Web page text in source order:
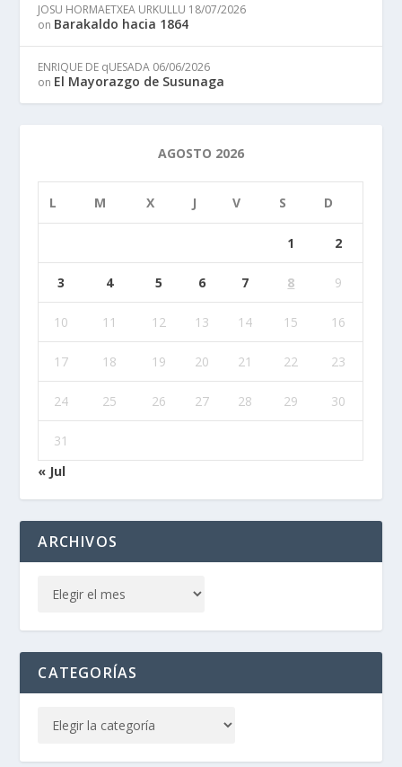
JOSU HORMAETXEA URKULLU 18/07/2026
on Barakaldo hacia 1864
ENRIQUE DE qUESADA 06/06/2026
on El Mayorazgo de Susunaga
AGOSTO 2026
L M X J V S D
1 2
3 4 5 6 7 8 9
10 11 12 13 14 15 16
17 18 19 20 21 22 23
24 25 26 27 28 29 30
31
« Jul
ARCHIVOS
CATEGORÍAS